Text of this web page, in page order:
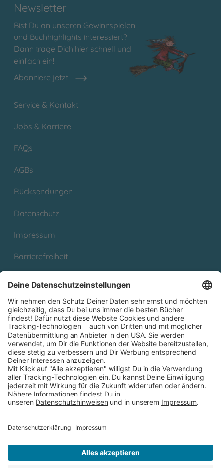
Newsletter
Bist Du an unseren Gewinnspielen
und Buchhighlights interessiert?
Dann trage Dich hier schnell und
einfach ein!
Abonniere jetzt
Service & Kontakt
Jobs & Karriere
FAQs
AGBs
Rücksendungen
Datenschutz
Impressum
Barrierefreiheit
Partnerprogramm (Affiliate)
Folge uns auf
* Versandkostenfrei ab 9,00 € Bestellwert innerhalb
Deutschlands
** Lieferzeit 1-3 Werktage innerhalb Deutschlands
Thienemann-Esslinger Verlag GmbH, Blumenstraße 36, D-70182